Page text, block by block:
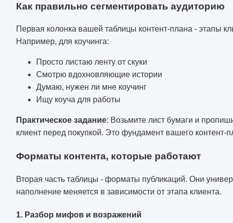
Как правильно сегментировать аудиторию
Первая колонка вашей таблицы контент-плана - этапы
Например, для коучинга:
Просто листаю ленту от скуки
Смотрю вдохновляющие истории
Думаю, нужен ли мне коучинг
Ищу коуча для работы
Практическое задание: Возьмите лист бумаги и
клиент перед покупкой. Это фундамент вашего контент-
Форматы контента, которые работают
Вторая часть таблицы - форматы публикаций. Они
наполнение меняется в зависимости от этапа клиента.
1. Разбор мифов и возражений